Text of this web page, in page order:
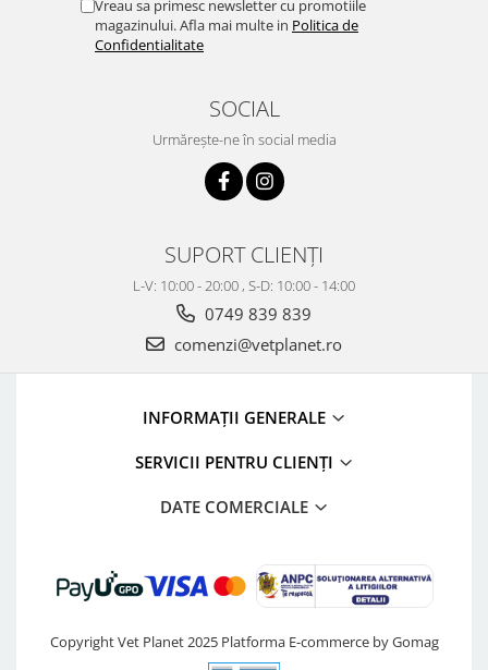
Vreau sa primesc newsletter cu promotiile
magazinului. Afla mai multe in Politica de
Confidentialitate
SOCIAL
Urmărește-ne în social media
SUPORT CLIENȚI
L-V: 10:00 - 20:00 , S-D: 10:00 - 14:00
0749 839 839
comenzi@vetplanet.ro
INFORMAȚII GENERALE
SERVICII PENTRU CLIENȚI
DATE COMERCIALE
Copyright Vet Planet 2025 Platforma E-commerce by Gomag